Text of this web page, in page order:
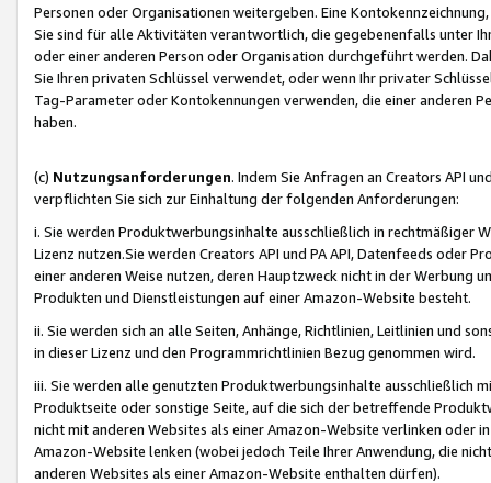
Personen oder Organisationen weitergeben. Eine
Sie sind für alle Aktivitäten verantwortlich, die gegebenenfalls unter
oder einer anderen Person oder Organisation durchgeführt werden.
Sie Ihren privaten Schlüssel verwendet, oder wenn Ihr privater
Tag-Parameter oder Kontokennungen verwenden, die einer anderen
haben.
(c) Nutzungsanforderungen. Indem Sie Anfragen an Creators API
verpflichten Sie sich zur Einhaltung der folgenden Anforderungen:
i. Sie werden Produktwerbungsinhalte ausschließlich in rechtmäßiger
Lizenz nutzen.Sie werden Creators API und PA API, Datenfeeds oder
einer anderen Weise nutzen, deren Hauptzweck nicht in der Werbung
Produkten und Dienstleistungen auf einer Amazon-Website besteht.
ii. Sie werden sich an alle Seiten, Anhänge, Richtlinien, Leitlinien und
in dieser Lizenz und den Programmrichtlinien Bezug genommen wird.
iii. Sie werden alle genutzten Produktwerbungsinhalte ausschließlich
Produktseite oder sonstige Seite, auf die sich der betreffende
nicht mit anderen Websites als einer Amazon-Website verlinken oder
Amazon-Website lenken (wobei jedoch Teile Ihrer Anwendung, die
anderen Websites als einer Amazon-Website enthalten dürfen).